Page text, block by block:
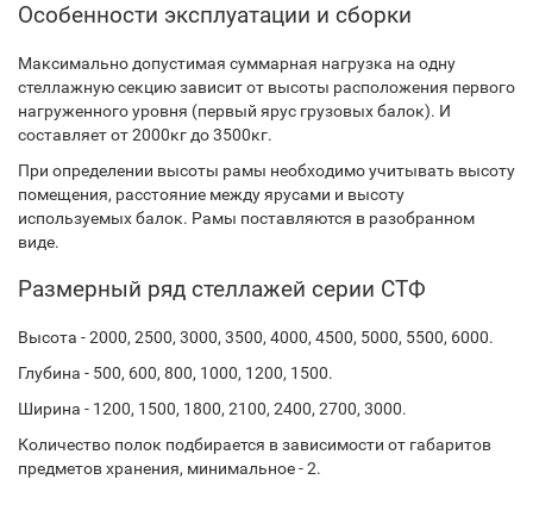
Особенности эксплуатации и сборки
Максимально допустимая суммарная нагрузка на одну
стеллажную секцию зависит от высоты расположения первого
нагруженного уровня (первый ярус грузовых балок). И
составляет от 2000кг до 3500кг.
При определении высоты рамы необходимо учитывать высоту
помещения, расстояние между ярусами и высоту
используемых балок. Рамы поставляются в разобранном
виде.
Размерный ряд стеллажей серии СТФ
Высота - 2000, 2500, 3000, 3500, 4000, 4500, 5000, 5500, 6000.
Глубина - 500, 600, 800, 1000, 1200, 1500.
Ширина - 1200, 1500, 1800, 2100, 2400, 2700, 3000.
Количество полок подбирается в зависимости от габаритов
предметов хранения, минимальное - 2.